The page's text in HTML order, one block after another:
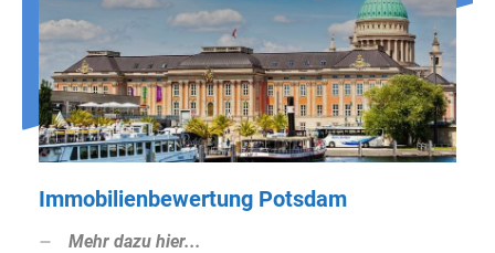
Immobilienbewertung Potsdam
Mehr dazu hier...